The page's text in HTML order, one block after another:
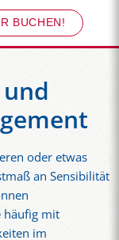
BUCHEN!
oder etwas
an Sensibilität
häufig mit
im